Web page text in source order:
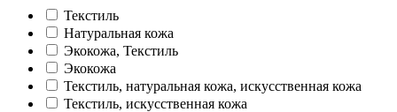
Текстиль
Натуральная кожа
Экокожа, Текстиль
Экокожа
Текстиль, натуральная кожа, искусственная кожа
Текстиль, искусственная кожа